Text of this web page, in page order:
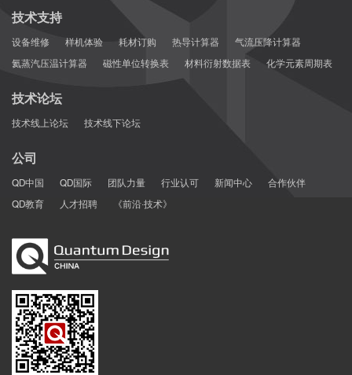
技术支持
设备维修 样机体验 耗材订购 热导计算器
气流压降计算器
氦蒸汽压温计算器
磁性单位转换表 材料衍射数据表 化学元素周期表
技术论坛
技术线上论坛 技术线下论坛
公司
QD中国 QD国际 团队力量 行业认可 新闻中心
合作伙伴
QD教育
人才招聘 《前沿·技术》